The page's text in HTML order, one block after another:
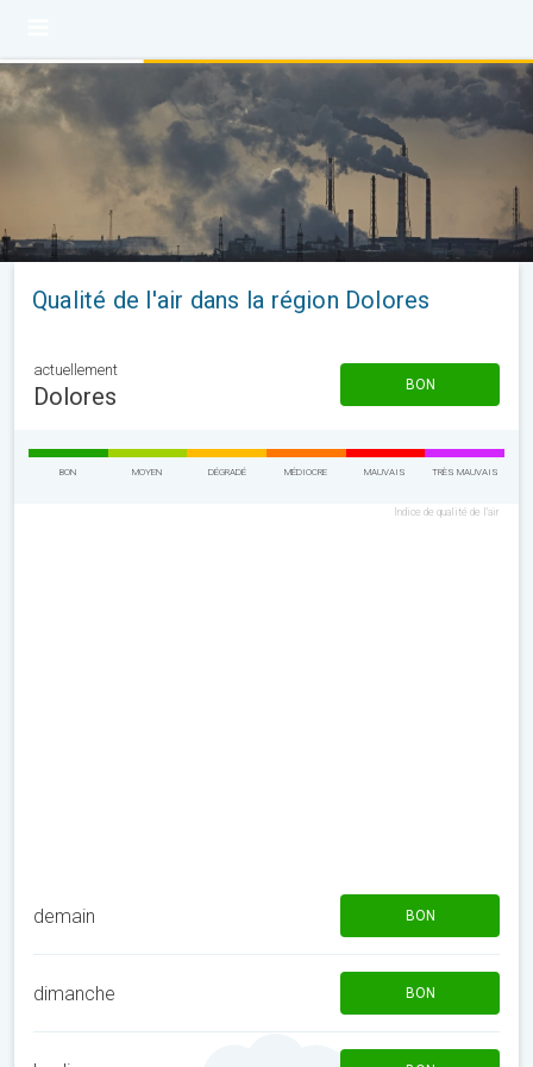
Qualité de l'air dans la région Dolores
actuellement
Dolores BON
BON MOYEN DÉGRADÉ MÉDIOCRE MAUVAIS TRÈS MAUVAIS
Indice de qualité de l'air
demain BON
dimanche BON